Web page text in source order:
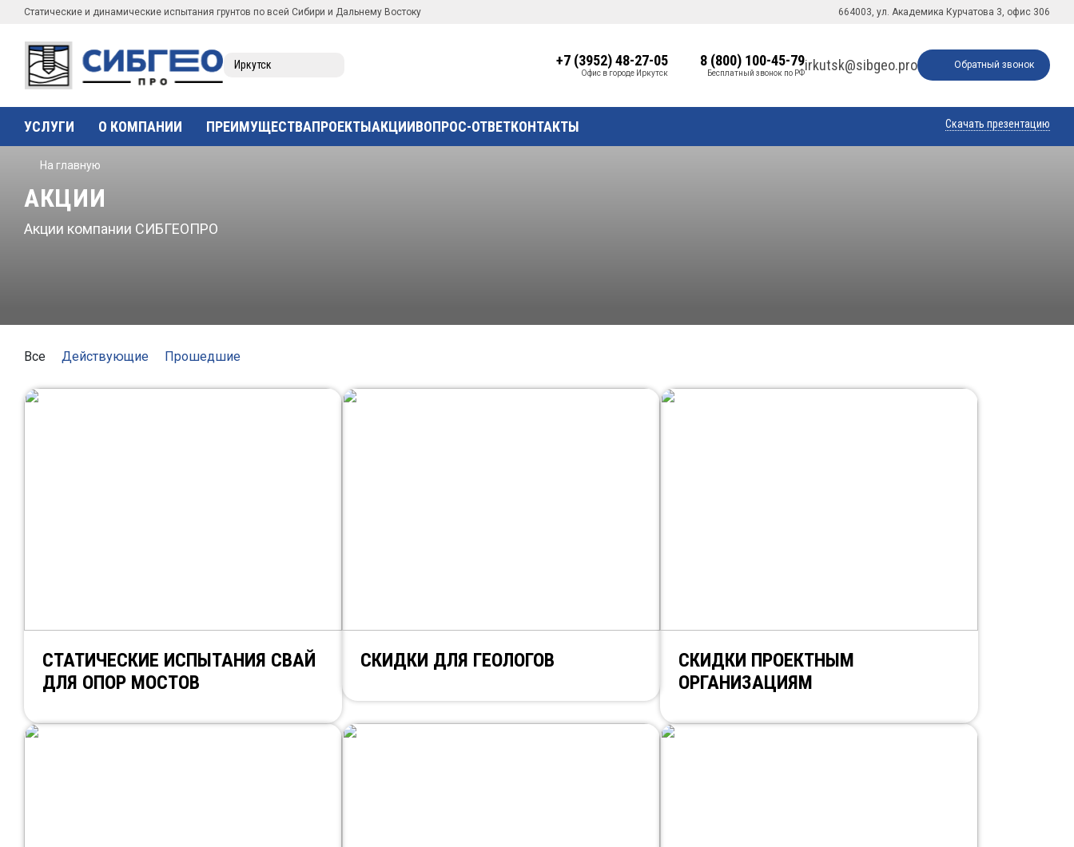
Статические и динамические испытания грунтов по всей Сибири и Дальнему Востоку 664003, ул. Академика Курчатова 3, офис 306
Иркутск +7 (3952) 48-27-05
Офис в городе Иркутск
8 (800) 100-45-79
Бесплатный звонок по РФirkutsk@sibgeo.pro Обратный звонок
УСЛУГИ О КОМПАНИИ ПРЕИМУЩЕСТВАПРОЕКТЫАКЦИИВОПРОС-ОТВЕТКОНТАКТЫ Скачать презентацию
На главную
АКЦИИ
Акции компании СИБГЕОПРО
Все Действующие Прошедшие
СТАТИЧЕСКИЕ ИСПЫТАНИЯ СВАЙ
ДЛЯ ОПОР МОСТОВ
СКИДКИ ДЛЯ ГЕОЛОГОВ
СКИДКИ ПРОЕКТНЫМ
ОРГАНИЗАЦИЯМ